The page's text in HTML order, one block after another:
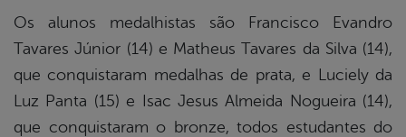
Os alunos medalhistas são Francisco Evandro
Tavares Júnior (14) e Matheus Tavares da Silva (14),
que conquistaram medalhas de prata, e Luciely da
Luz Panta (15) e Isac Jesus Almeida Nogueira (14),
que conquistaram o bronze, todos estudantes do